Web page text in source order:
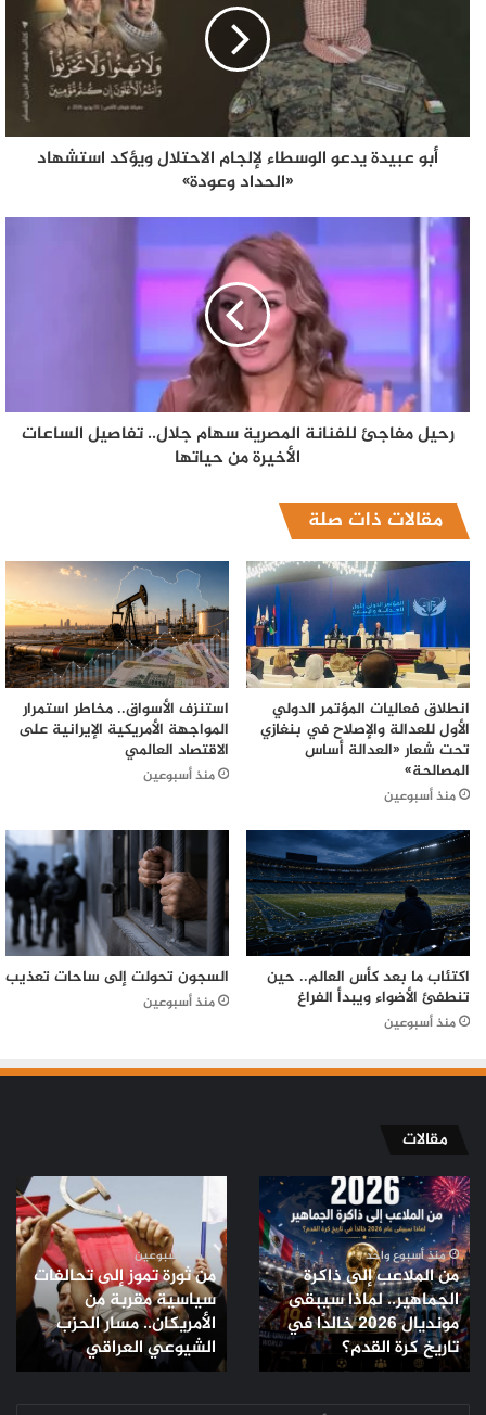
أبو عبيدة يدعو الوسطاء لإلجام الاحتلال ويؤكد استشهاد
«الحداد وعودة»
رحيل مفاجئ للفنانة المصرية سهام جلال.. تفاصيل الساعات
الأخيرة من حياتها
مقالات ذات صلة
انطلاق فعاليات المؤتمر الدولي
الأول للعدالة والإصلاح في بنغازي
تحت شعار «العدالة أساس
المصالحة»
منذ أسبوعين
استنزف الأسواق.. مخاطر استمرار
المواجهة الأمريكية الإيرانية على
الاقتصاد العالمي
منذ أسبوعين
اكتئاب ما بعد كأس العالم.. حين
تنطفئ الأضواء ويبدأ الفراغ
منذ أسبوعين
السجون تحولت إلى ساحات تعذيب
منذ أسبوعين
مقالات
من
الملاعب
إلى
ذاكرة
الجماهير..
لماذا
سيبقى
مونديال
2026
منذ أسبوع واحد
من الملاعب إلى ذاكرة
الجماهير.. لماذا سيبقى
مونديال 2026 خالدًا في
تاريخ كرة القدم؟
ثورة
تموز
إلى
تحالفات
سياسية
مقربة
من
الأمريكان..
منذ أسبوعين
من ثورة تموز إلى تحالفات
سياسية مقربة من
الأمريكان.. مسار الحزب
الشيوعي العراقي